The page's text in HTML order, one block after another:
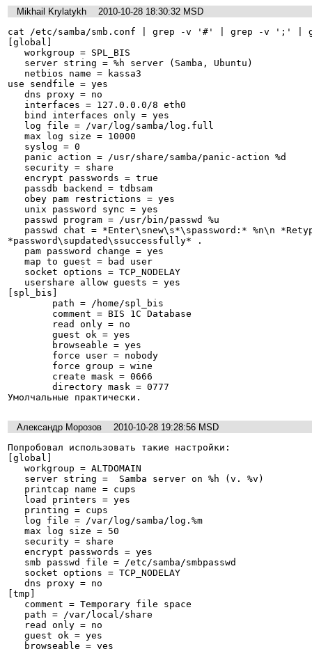
Mikhail Krylatykh
2010-10-28 18:30:32 MSD
cat /etc/samba/smb.conf | grep -v '#' | grep -v ';' |
[global]
use sendfile = yes
*password\supdated\ssuccessfully* .
[spl_bis]
Умолчальные практически.
Александр Морозов
2010-10-28 19:28:56 MSD
Попробовал использовать такие настройки:
[global]
[tmp]